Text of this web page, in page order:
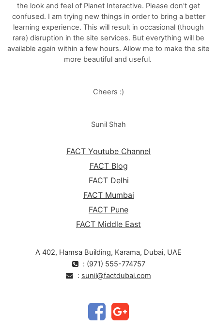
the look and feel of Planet Interactive. Please don't get
confused. I am trying new things in order to bring a better
learning experience. This will result in occasional (though
rare) disruption in the site services. But everything will be
available again within a few hours. Allow me to make the site
more beautiful and useful.
Cheers :)
Sunil Shah
FACT Youtube Channel
FACT Blog
FACT Delhi
FACT Mumbai
FACT Pune
FACT Middle East
A 402, Hamsa Building, Karama, Dubai, UAE
: (971) 555-774757
: sunil@factdubai.com